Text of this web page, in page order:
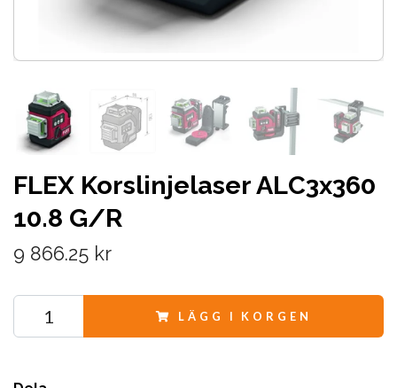
FLEX Korslinjelaser ALC3x360
10.8 G/R
9 866.25 kr
LÄGG I KORGEN